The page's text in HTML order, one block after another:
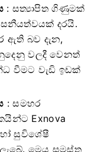
: සත්‍යාපිත ගිණුමක්
දරයි.
ඇති බව දැන,
වලදී වෙනත්
වීමට වැඩි ඉඩක්
: සමහර
Exnova
සුවිශේෂී
මෙය සමස්ත